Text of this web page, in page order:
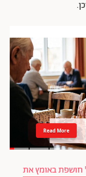
Read More
חושפת באומץ את